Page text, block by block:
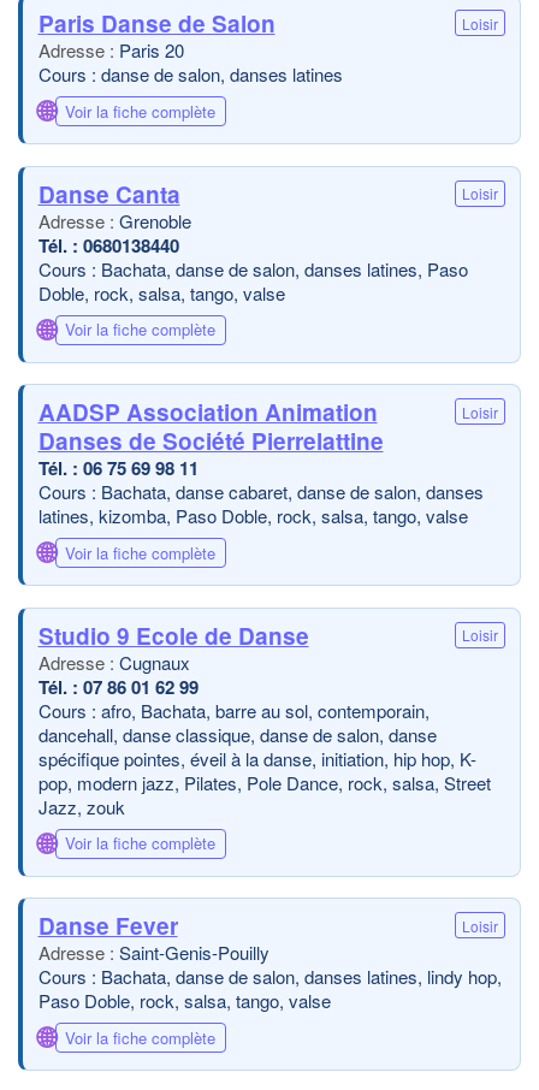
Paris Danse de Salon Loisir
Paris 20
Cours : danse de salon, danses latines
🌐 Voir la fiche complète
Danse Canta Loisir
Grenoble
0680138440
Cours : Bachata, danse de salon, danses latines, Paso
Doble, rock, salsa, tango, valse
🌐 Voir la fiche complète
AADSP Association Animation
Danses de Société Pierrelattine
Loisir
06 75 69 98 11
Cours : Bachata, danse cabaret, danse de salon, danses
latines, kizomba, Paso Doble, rock, salsa, tango, valse
🌐 Voir la fiche complète
Studio 9 Ecole de Danse Loisir
Cugnaux
07 86 01 62 99
Cours : afro, Bachata, barre au sol, contemporain,
dancehall, danse classique, danse de salon, danse
spécifique pointes, éveil à la danse, initiation, hip hop, K-
pop, modern jazz, Pilates, Pole Dance, rock, salsa, Street
Jazz, zouk
🌐 Voir la fiche complète
Danse Fever Loisir
Saint-Genis-Pouilly
Cours : Bachata, danse de salon, danses latines, lindy hop,
Paso Doble, rock, salsa, tango, valse
🌐 Voir la fiche complète